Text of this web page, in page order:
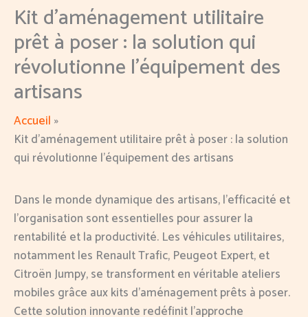
Kit d’aménagement utilitaire
prêt à poser : la solution qui
révolutionne l’équipement des
artisans
Accueil
Kit d’aménagement utilitaire prêt à poser : la solution
qui révolutionne l’équipement des artisans
Dans le monde dynamique des artisans, l’efficacité et
l’organisation sont essentielles pour assurer la
rentabilité et la productivité. Les véhicules utilitaires,
notamment les Renault Trafic, Peugeot Expert, et
Citroën Jumpy, se transforment en véritable ateliers
mobiles grâce aux kits d’aménagement prêts à poser.
Cette solution innovante redéfinit l’approche